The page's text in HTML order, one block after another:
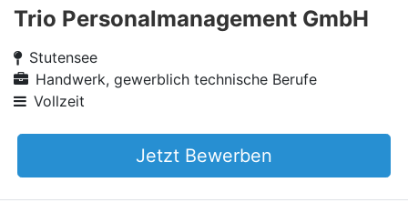
Trio Personalmanagement GmbH
Stutensee
Handwerk, gewerblich technische Berufe
Vollzeit
Jetzt Bewerben